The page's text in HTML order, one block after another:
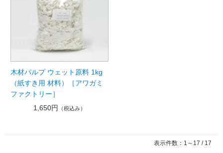
木材パルプ ウェット原料 1kg
（紙すき用 材料）［アワガミ
ファクトリー］
1,650円
（税込み）
表示件数：1～17 / 17